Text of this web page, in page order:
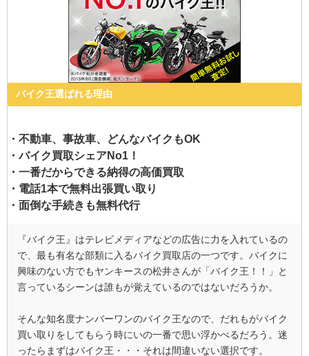
バイク王選ばれる理由
・不動車、事故車、どんなバイクもOK
・バイク買取シェアNo1！
・一番だからできる納得の高価買取
・電話1本で無料出張買い取り
・面倒な手続きも無料代行
『バイク王』はテレビメディアなどの広告に力を入れているの
で、最も有名な部類に入るバイク買取店の一つです。バイクに
興味のない方でもヤンキースの松井さんが「バイク王！！」と
言っているシーンは誰もが覚えているのではないだろうか。
そんな知名度ナンバーワンのバイク王なので、だれもがバイク
買い取りをしてもらう時にいの一番で思い浮かべるだろう。迷
ったらまずはバイク王・・・それは間違いない選択です。